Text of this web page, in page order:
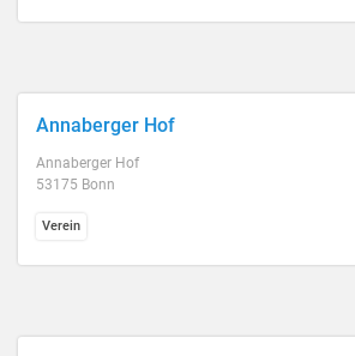
Annaberger Hof
Annaberger Hof
53175 Bonn
Verein